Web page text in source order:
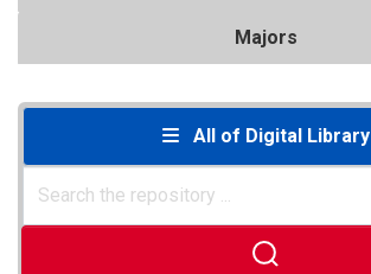
Majors
All of Digital Library